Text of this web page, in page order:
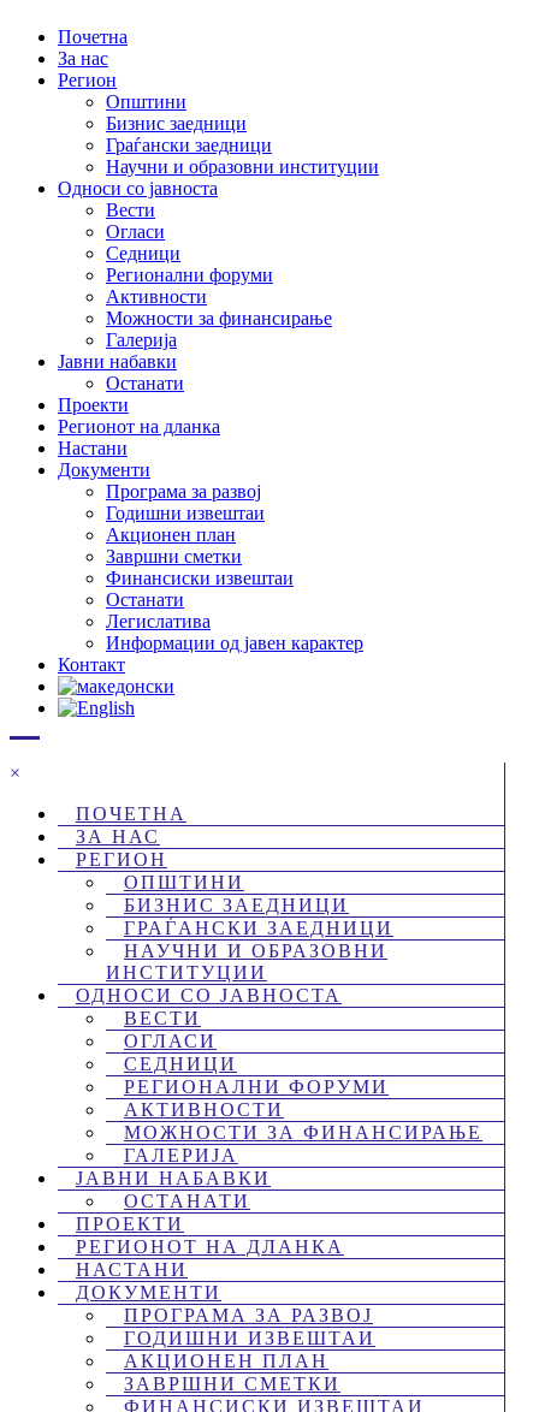
Почетна
За нас
Регион
Општини
Бизнис заедници
Граѓански заедници
Научни и образовни институции
Односи со јавноста
Вести
Огласи
Седници
Регионални форуми
Активности
Можности за финансирање
Галерија
Јавни набавки
Останати
Проекти
Регионот на дланка
Настани
Документи
Програма за развој
Годишни извештаи
Акционен план
Завршни сметки
Финансиски извештаи
Останати
Легислатива
Информации од јавен карактер
Контакт
×
ПОЧЕТНА
ЗА НАС
РЕГИОН
ОПШТИНИ
БИЗНИС ЗАЕДНИЦИ
ГРАЃАНСКИ ЗАЕДНИЦИ
НАУЧНИ И ОБРАЗОВНИ
ИНСТИТУЦИИ
ОДНОСИ СО ЈАВНОСТА
ВЕСТИ
ОГЛАСИ
СЕДНИЦИ
РЕГИОНАЛНИ ФОРУМИ
АКТИВНОСТИ
МОЖНОСТИ ЗА ФИНАНСИРАЊЕ
ГАЛЕРИЈА
ЈАВНИ НАБАВКИ
ОСТАНАТИ
ПРОЕКТИ
РЕГИОНОТ НА ДЛАНКА
НАСТАНИ
ДОКУМЕНТИ
ПРОГРАМА ЗА РАЗВОЈ
ГОДИШНИ ИЗВЕШТАИ
АКЦИОНЕН ПЛАН
ЗАВРШНИ СМЕТКИ
ФИНАНСИСКИ ИЗВЕШТАИ